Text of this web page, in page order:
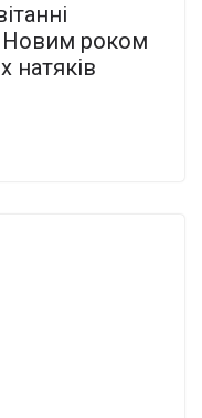
Новим роком
натяків